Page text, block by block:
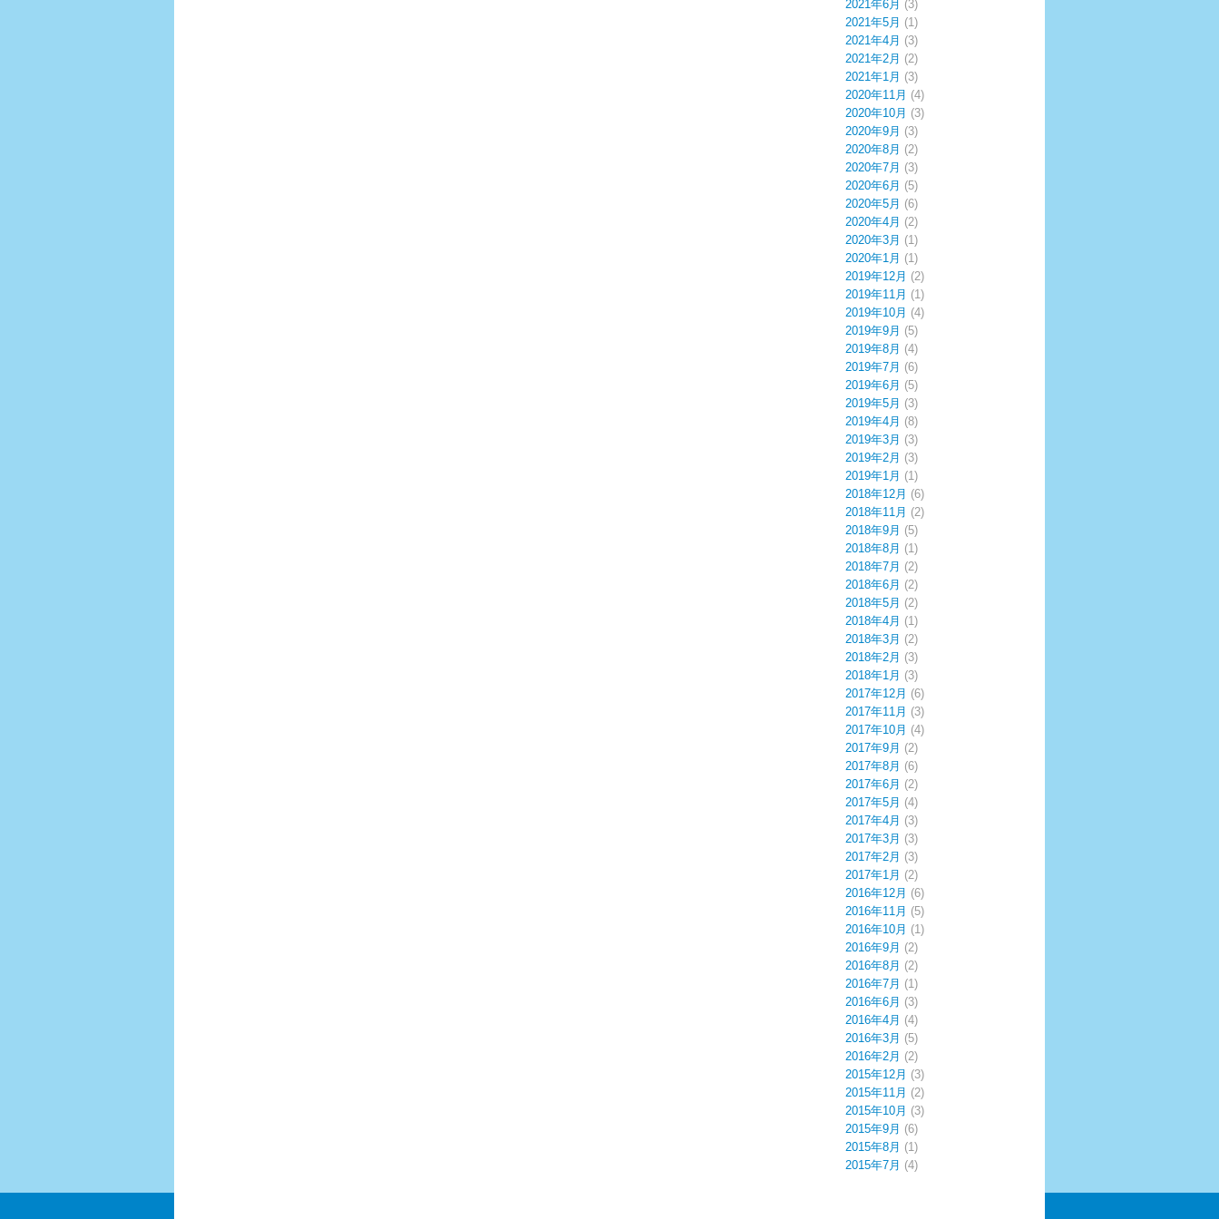
2021年6月 (3)
2021年5月 (1)
2021年4月 (3)
2021年2月 (2)
2021年1月 (3)
2020年11月 (4)
2020年10月 (3)
2020年9月 (3)
2020年8月 (2)
2020年7月 (3)
2020年6月 (5)
2020年5月 (6)
2020年4月 (2)
2020年3月 (1)
2020年1月 (1)
2019年12月 (2)
2019年11月 (1)
2019年10月 (4)
2019年9月 (5)
2019年8月 (4)
2019年7月 (6)
2019年6月 (5)
2019年5月 (3)
2019年4月 (8)
2019年3月 (3)
2019年2月 (3)
2019年1月 (1)
2018年12月 (6)
2018年11月 (2)
2018年9月 (5)
2018年8月 (1)
2018年7月 (2)
2018年6月 (2)
2018年5月 (2)
2018年4月 (1)
2018年3月 (2)
2018年2月 (3)
2018年1月 (3)
2017年12月 (6)
2017年11月 (3)
2017年10月 (4)
2017年9月 (2)
2017年8月 (6)
2017年6月 (2)
2017年5月 (4)
2017年4月 (3)
2017年3月 (3)
2017年2月 (3)
2017年1月 (2)
2016年12月 (6)
2016年11月 (5)
2016年10月 (1)
2016年9月 (2)
2016年8月 (2)
2016年7月 (1)
2016年6月 (3)
2016年4月 (4)
2016年3月 (5)
2016年2月 (2)
2015年12月 (3)
2015年11月 (2)
2015年10月 (3)
2015年9月 (6)
2015年8月 (1)
2015年7月 (4)